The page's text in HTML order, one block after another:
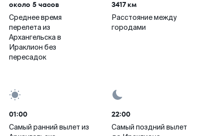
около 5 часов
Среднее время
перелета из
Архангельска в
Ираклион без
пересадок
3417 км
Расстояние между
городами
01:00
Самый ранний вылет из
22:00
Самый поздний вылет